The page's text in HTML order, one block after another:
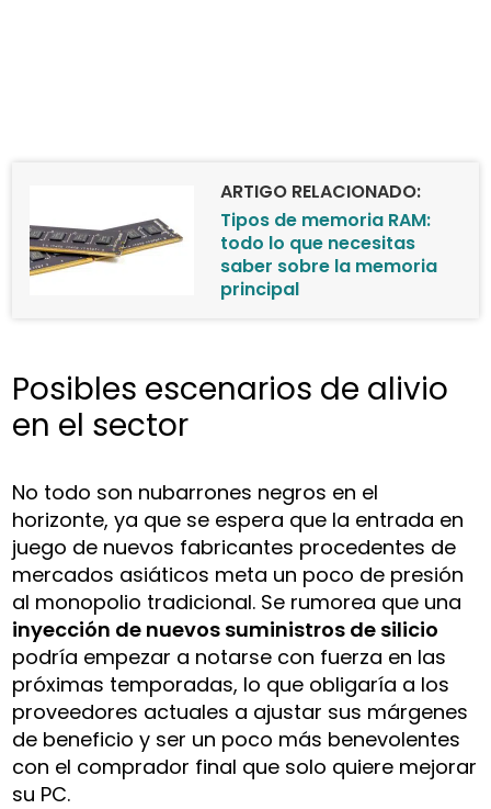
ARTIGO RELACIONADO:
Tipos de memoria RAM:
todo lo que necesitas
saber sobre la memoria
principal
Posibles escenarios de alivio
en el sector
No todo son nubarrones negros en el
horizonte, ya que se espera que la entrada en
juego de nuevos fabricantes procedentes de
mercados asiáticos meta un poco de presión
al monopolio tradicional. Se rumorea que una
inyección de nuevos suministros de silicio
podría empezar a notarse con fuerza en las
próximas temporadas, lo que obligaría a los
proveedores actuales a ajustar sus márgenes
de beneficio y ser un poco más benevolentes
con el comprador final que solo quiere mejorar
su PC.